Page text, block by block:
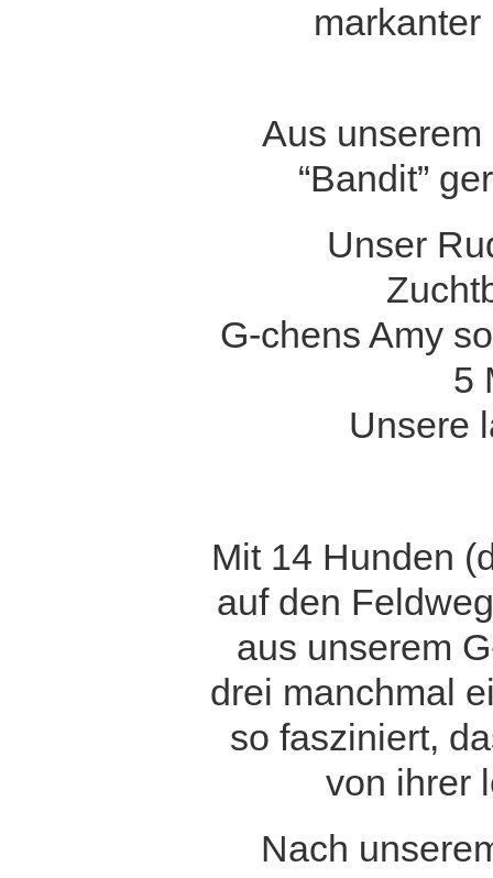
Aus
“Bandit”
Unser
G-chens Amy
5
Unsere
Mit 14 Hunden
auf den
aus unserem
drei manchmal
so fasziniert,
von ihrer
Nach